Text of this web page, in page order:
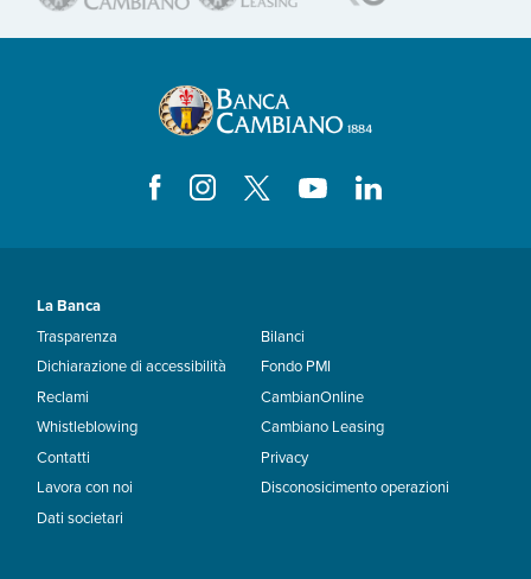
La Banca
Trasparenza
Dichiarazione di accessibilità
Reclami
Whistleblowing
Contatti
Lavora con noi
Dati societari
Bilanci
Fondo PMI
CambianOnline
Cambiano Leasing
Privacy
Disconosicimento operazioni